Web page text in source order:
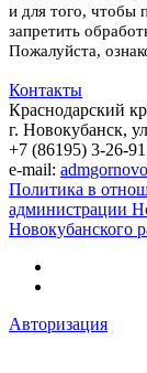
и для того, чтобы
запретить
Пожалуйста,
Контакты
Краснодарский
г. Новокубанск,
+7 (86195) 3-26-
e-mail:
Политика в
администрации
Новокубанского
Авторизация